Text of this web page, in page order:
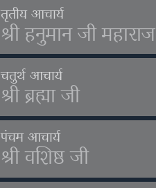
तृतीय आचार्य
श्री हनुमान जी महाराज
चतुर्थ आचार्य
श्री ब्रह्मा जी
पंचम आचार्य
श्री वशिष्ठ जी